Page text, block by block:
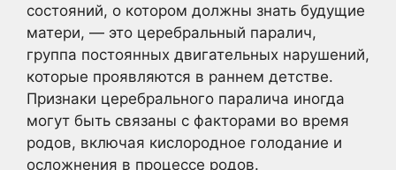
состояний, о котором должны знать будущие
матери, — это церебральный паралич,
группа постоянных двигательных нарушений,
которые проявляются в раннем детстве.
Признаки церебрального паралича иногда
могут быть связаны с факторами во время
родов, включая кислородное голодание и
осложнения в процессе родов.